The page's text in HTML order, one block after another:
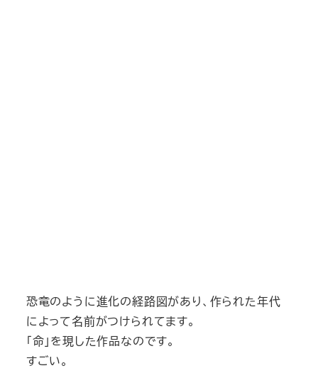
恐竜のように進化の経路図があり、作られた年代
によって名前がつけられてます。
「命」を現した作品なのです。
すごい。